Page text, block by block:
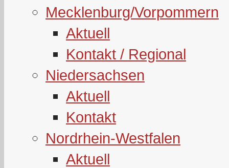
Mecklenburg/Vorpommern
Aktuell
Kontakt / Regional
Niedersachsen
Aktuell
Kontakt
Nordrhein-Westfalen
Aktuell